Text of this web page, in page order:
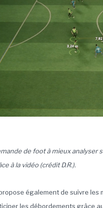
de foot à mieux
à la vidéo (crédit D.R.).
également de suivre
les débordements grâce